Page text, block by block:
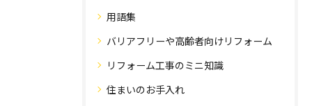
用語集
バリアフリーや高齢者向けリフォーム
リフォーム工事のミニ知識
住まいのお手入れ